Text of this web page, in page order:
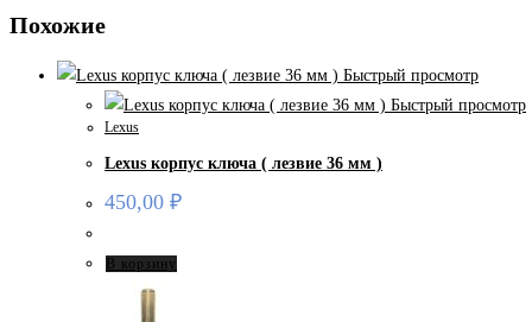
Похожие
Быстрый просмотр
Быстрый просмотр
Lexus
Lexus корпус ключа ( лезвие 36 мм )
450,00 ₽
В корзину